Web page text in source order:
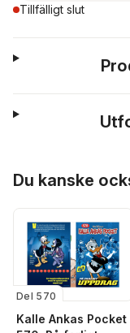
Tillfälligt slut
Du kanske
Del 570
Kalle Ankas Pocket